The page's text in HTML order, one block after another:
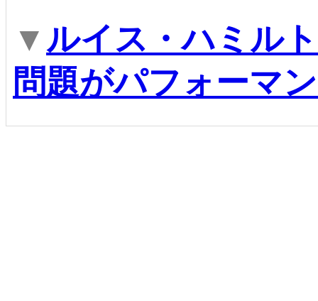
▼ ルイス・ハミル
問題がパフォーマ